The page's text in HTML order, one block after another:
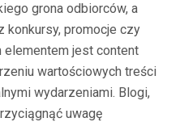
grona odbiorców, a
konkursy, promocje czy
elementem jest content
wartościowych treści
wydarzeniami. Blogi,
uwagę